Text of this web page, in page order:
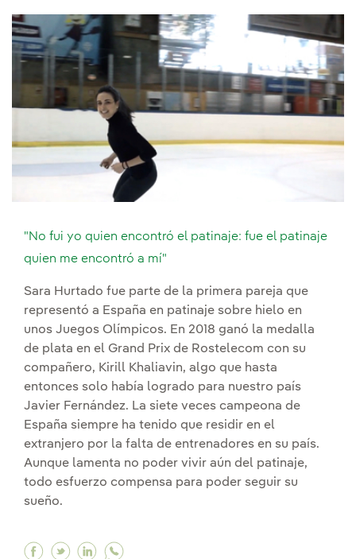
"No fui yo quien encontró el patinaje: fue el patinaje
quien me encontró a mí"
Sara Hurtado fue parte de la primera pareja que
representó a España en patinaje sobre hielo en
unos Juegos Olímpicos. En 2018 ganó la medalla
de plata en el Grand Prix de Rostelecom con su
compañero, Kirill Khaliavin, algo que hasta
entonces solo había logrado para nuestro país
Javier Fernández. La siete veces campeona de
España siempre ha tenido que residir en el
extranjero por la falta de entrenadores en su país.
Aunque lamenta no poder vivir aún del patinaje,
todo esfuerzo compensa para poder seguir su
sueño.
Facebook "No fui yo quien encontró el
Twitter "No fui yo quien encontró el
Linkedin "No fui yo quien encontró el